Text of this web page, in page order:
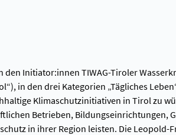
Initiator:innen TIWAG-Tiroler
in den drei Kategorien „Tägliches
Klimaschutzinitiativen in Tirol zu
Betrieben, Bildungseinrichtungen,
in ihrer Region leisten. Die Leopold-